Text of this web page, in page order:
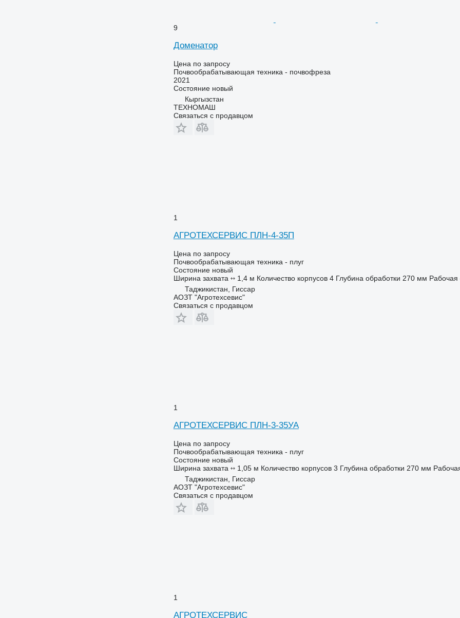
9
Доменатор
Цена по запросу
Почвообрабатывающая техника - почвофреза
2021
Состояниеновый
Кыргызстан
ТЕХНОМАШ
Связаться с продавцом
1
АГРОТЕХСЕРВИС ПЛН-4-35П
Цена по запросу
Почвообрабатывающая техника - плуг
Состояниеновый
Ширина захвата
1,4 м Количество корпусов 4 Глубина обработки 270 мм Рабочая
Таджикистан, Гиссар
АОЗТ "Агротехсевис"
Связаться с продавцом
1
АГРОТЕХСЕРВИС ПЛН-3-35УА
Цена по запросу
Почвообрабатывающая техника - плуг
Состояниеновый
Ширина захвата
1,05 м Количество корпусов 3 Глубина обработки 270 мм
Таджикистан, Гиссар
АОЗТ "Агротехсевис"
Связаться с продавцом
1
АГРОТЕХСЕРВИС